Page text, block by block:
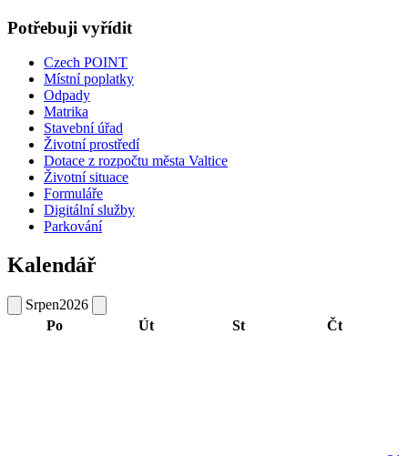
Potřebuji vyřídit
Czech POINT
Místní poplatky
Odpady
Matrika
Stavební úřad
Životní prostředí
Dotace z rozpočtu města Valtice
Životní situace
Formuláře
Digitální služby
Parkování
Kalendář
Srpen2026
Po
Út St Čt